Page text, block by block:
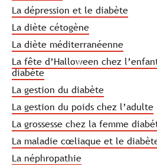
La dépression et le diabète
La diète cétogène
La diète méditerranéenne
La fête d’Halloween chez
diabète
La gestion du diabète
La gestion du poids chez l’adulte
La grossesse chez la femme
La maladie cœliaque et le
La néphropathie